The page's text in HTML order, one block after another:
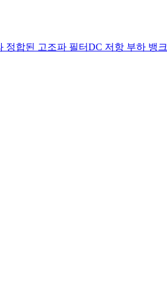
정합된 고조파 필터DC 저항 부하 뱅크